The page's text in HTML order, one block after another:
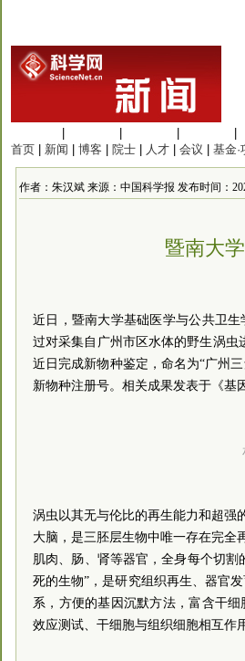
首页
新闻 博客 院士 人才 会议 基金·
作者：朱汉斌 来源：中国科学报 发布时间：
暨南大
近日，暨南大学基础医学与公共卫
过对采集自广州市区水体的野生涡
近日完成新物种鉴定，命名为“广州
新物种注册号。相关成果发表于《基
涡虫以其无与伦比的再生能力和超强
大脑，是三胚层生物中唯一存在完全
肌肉、肠、肾等器官，全身每个切
死的生物”，是研究组织再生、器官
系，方便的基因沉默方法，富含干
效应测试、干细胞与组织细胞相互作